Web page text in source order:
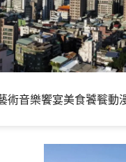
術音樂饗宴美食饕餮動